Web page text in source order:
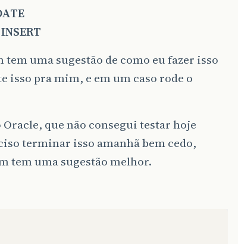
INSERT
tem uma sugestão de como eu fazer isso
isso pra mim, e em um caso rode o
Oracle, que não consegui testar hoje
terminar isso amanhã bem cedo,
tem uma sugestão melhor.